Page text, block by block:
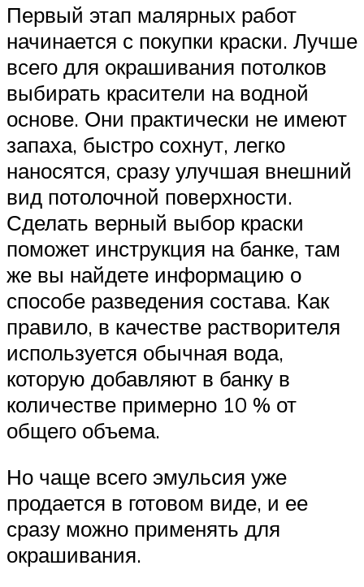
Первый этап малярных работ
начинается с покупки краски. Лучше
всего для окрашивания потолков
выбирать красители на водной
основе. Они практически не имеют
запаха, быстро сохнут, легко
наносятся, сразу улучшая внешний
вид потолочной поверхности.
Сделать верный выбор краски
поможет инструкция на банке, там
же вы найдете информацию о
способе разведения состава. Как
правило, в качестве растворителя
используется обычная вода,
которую добавляют в банку в
количестве примерно 10 % от
общего объема.
Но чаще всего эмульсия уже
продается в готовом виде, и ее
сразу можно применять для
окрашивания.